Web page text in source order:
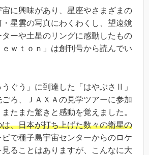
に興味があり、星座やさまざまの
星雲の写真にわくわくし、望遠鏡
ーや土星のリングに感動したもの
ｗｔｏｎ」は創刊号から読んでい
ぐう」に到達した「はやぶさⅡ」
ろ、ＪＡＸＡの見学ツアーに参加
たまた驚きと感動を覚えました。
、日本が打ち上げた数々の衛星の
ビで種子島宇宙センターからのロケ
ることはありますが、こんなに大